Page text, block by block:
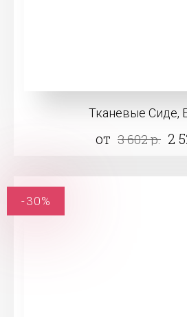
Тканевые Сиде,
от 3 602 р. 2
-30%